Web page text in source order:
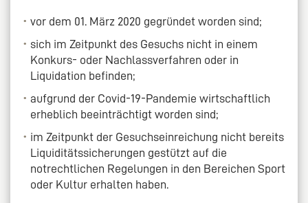
vor dem 01. März 2020 gegründet worden sind;
sich im Zeitpunkt des Gesuchs nicht in einem
Konkurs- oder Nachlassverfahren oder in
Liquidation befinden;
aufgrund der Covid-19-Pandemie wirtschaftlich
erheblich beeinträchtigt worden sind;
im Zeitpunkt der Gesuchseinreichung nicht bereits
Liquiditätssicherungen gestützt auf die
notrechtlichen Regelungen in den Bereichen Sport
oder Kultur erhalten haben.